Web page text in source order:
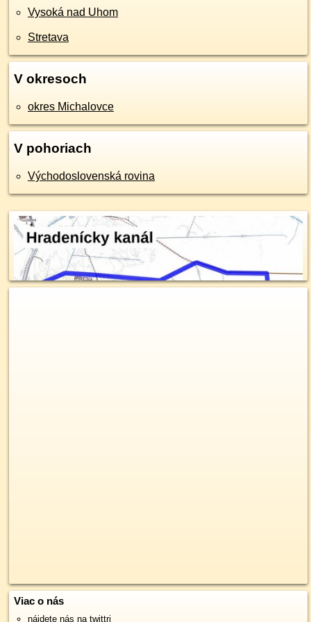
Vysoká nad Uhom
Stretava
V okresoch
okres Michalovce
V pohoriach
Východoslovenská rovina
Viac o nás
nájdete nás na twittri